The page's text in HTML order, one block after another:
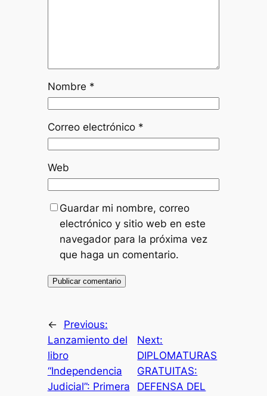
Nombre *
Correo electrónico *
Web
Guardar mi nombre, correo
electrónico y sitio web en este
navegador para la próxima vez
que haga un comentario.
←
Previous:
Lanzamiento del
libro
“Independencia
Judicial”: Primera
Next:
DIPLOMATURAS
GRATUITAS:
DEFENSA DEL